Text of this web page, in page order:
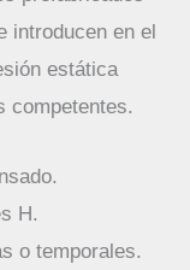
introducen en el
estática
competentes.
H.
o temporales.